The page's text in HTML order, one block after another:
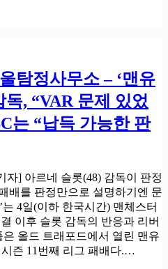
탐정사무소 – ‘맨유
독, “VAR 문제 있었
는 “납득 가능한 판
자] 아르네 슬롯(48) 감독이 판정
배를 판정만으로 설명하기엔 문
4일(이하 한국시간) 맨체스터
이후 슬롯 감독의 반응과 리버
올드 트래포드에서 열린 맨유
즌 11번째 리그 패배다.…